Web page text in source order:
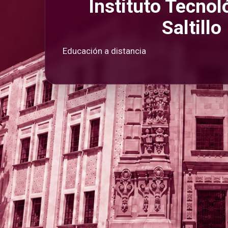
Instituto
Saltillo
Educación a distancia